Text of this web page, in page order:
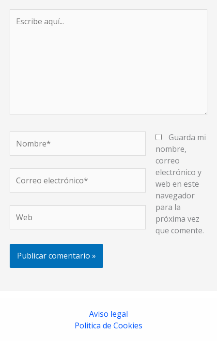
aquí...
electrónico*
Guarda mi
nombre,
correo
electrónico y
web en este
navegador
para la
próxima vez
que comente.
Aviso legal
Politica de Cookies